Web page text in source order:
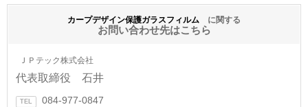
カープデザイン保護ガラスフィルム に関する
お問い合わせ先はこちら
ＪＰテック株式会社
代表取締役 石井
TEL 084-977-0847